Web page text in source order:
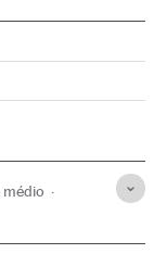
médio